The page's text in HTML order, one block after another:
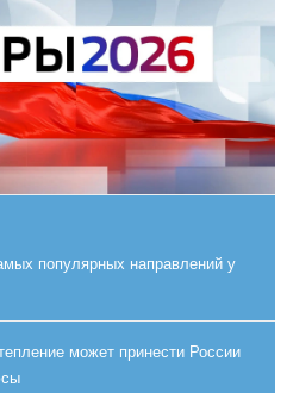
популярных направлений у
может принести России